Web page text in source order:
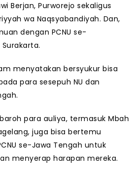
Berjan, Purworejo sekaligus
wa Naqsyabandiyah. Dan,
dengan PCNU se-
menyatakan bersyukur bisa
para sesepuh NU dan
para auliya, termasuk Mbah
juga bisa bertemu
se-Jawa Tengah untuk
menyerap harapan mereka.